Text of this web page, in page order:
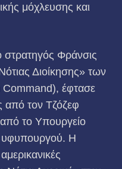
μόχλευσης και
στρατηγός Φράνσις
Διοίκησης» των
έφτασε
από τον Τζόζεφ
το Υπουργείο
Η